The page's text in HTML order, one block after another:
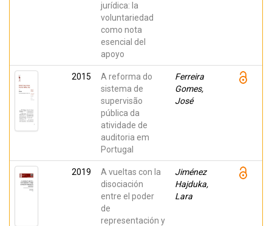
jurídica: la
voluntariedad
como nota
esencial del
apoyo
2015
A reforma do
sistema de
supervisão
pública da
atividade de
auditoria em
Portugal
Ferreira
Gomes,
José
2019
A vueltas con la
disociación
entre el poder
de
representación y
Jiménez
Hajduka,
Lara